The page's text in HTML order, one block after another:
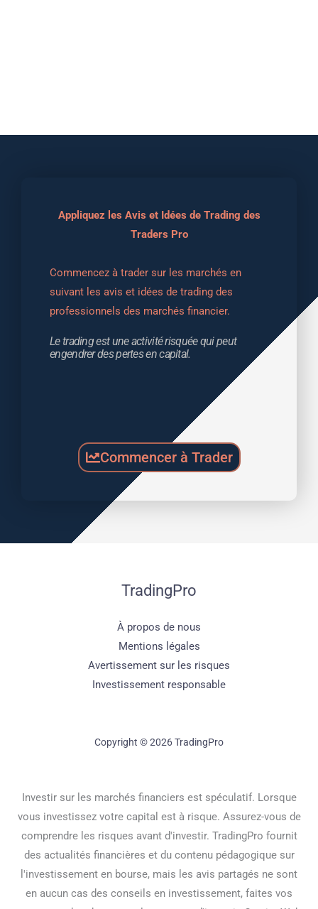
Appliquez les Avis et Idées de Trading des
Traders Pro
Commencez à trader sur les marchés en
suivant les avis et idées de trading des
professionnels des marchés financier.
Le trading est une activité risquée qui peut
engendrer des pertes en capital.
Commencer à Trader
TradingPro
À propos de nous
Mentions légales
Avertissement sur les risques
Investissement responsable
Copyright © 2026 TradingPro
Investir sur les marchés financiers est spéculatif. Lorsque
vous investissez votre capital est à risque. Assurez-vous de
comprendre les risques avant d'investir. TradingPro fournit
des actualités financières et du contenu pédagogique sur
l'investissement en bourse, mais les avis partagés ne sont
en aucun cas des conseils en investissement, faites vos